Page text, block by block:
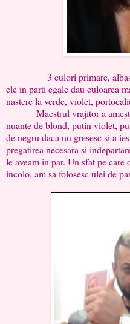
3 culori primare, albastru,
ele in parti egale dau culoarea
nastere la verde, violet,
Maestrul vrajitor a
nuante de blond, putin violet,
de negru daca nu gresesc si a
pregatirea necesara si
le aveam in par. Un sfat pe care
incolo, am sa folosesc ulei de